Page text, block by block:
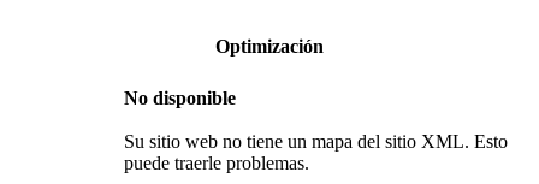
Optimización
No disponible
Su sitio web no tiene un mapa del sitio XML. Esto
puede traerle problemas.